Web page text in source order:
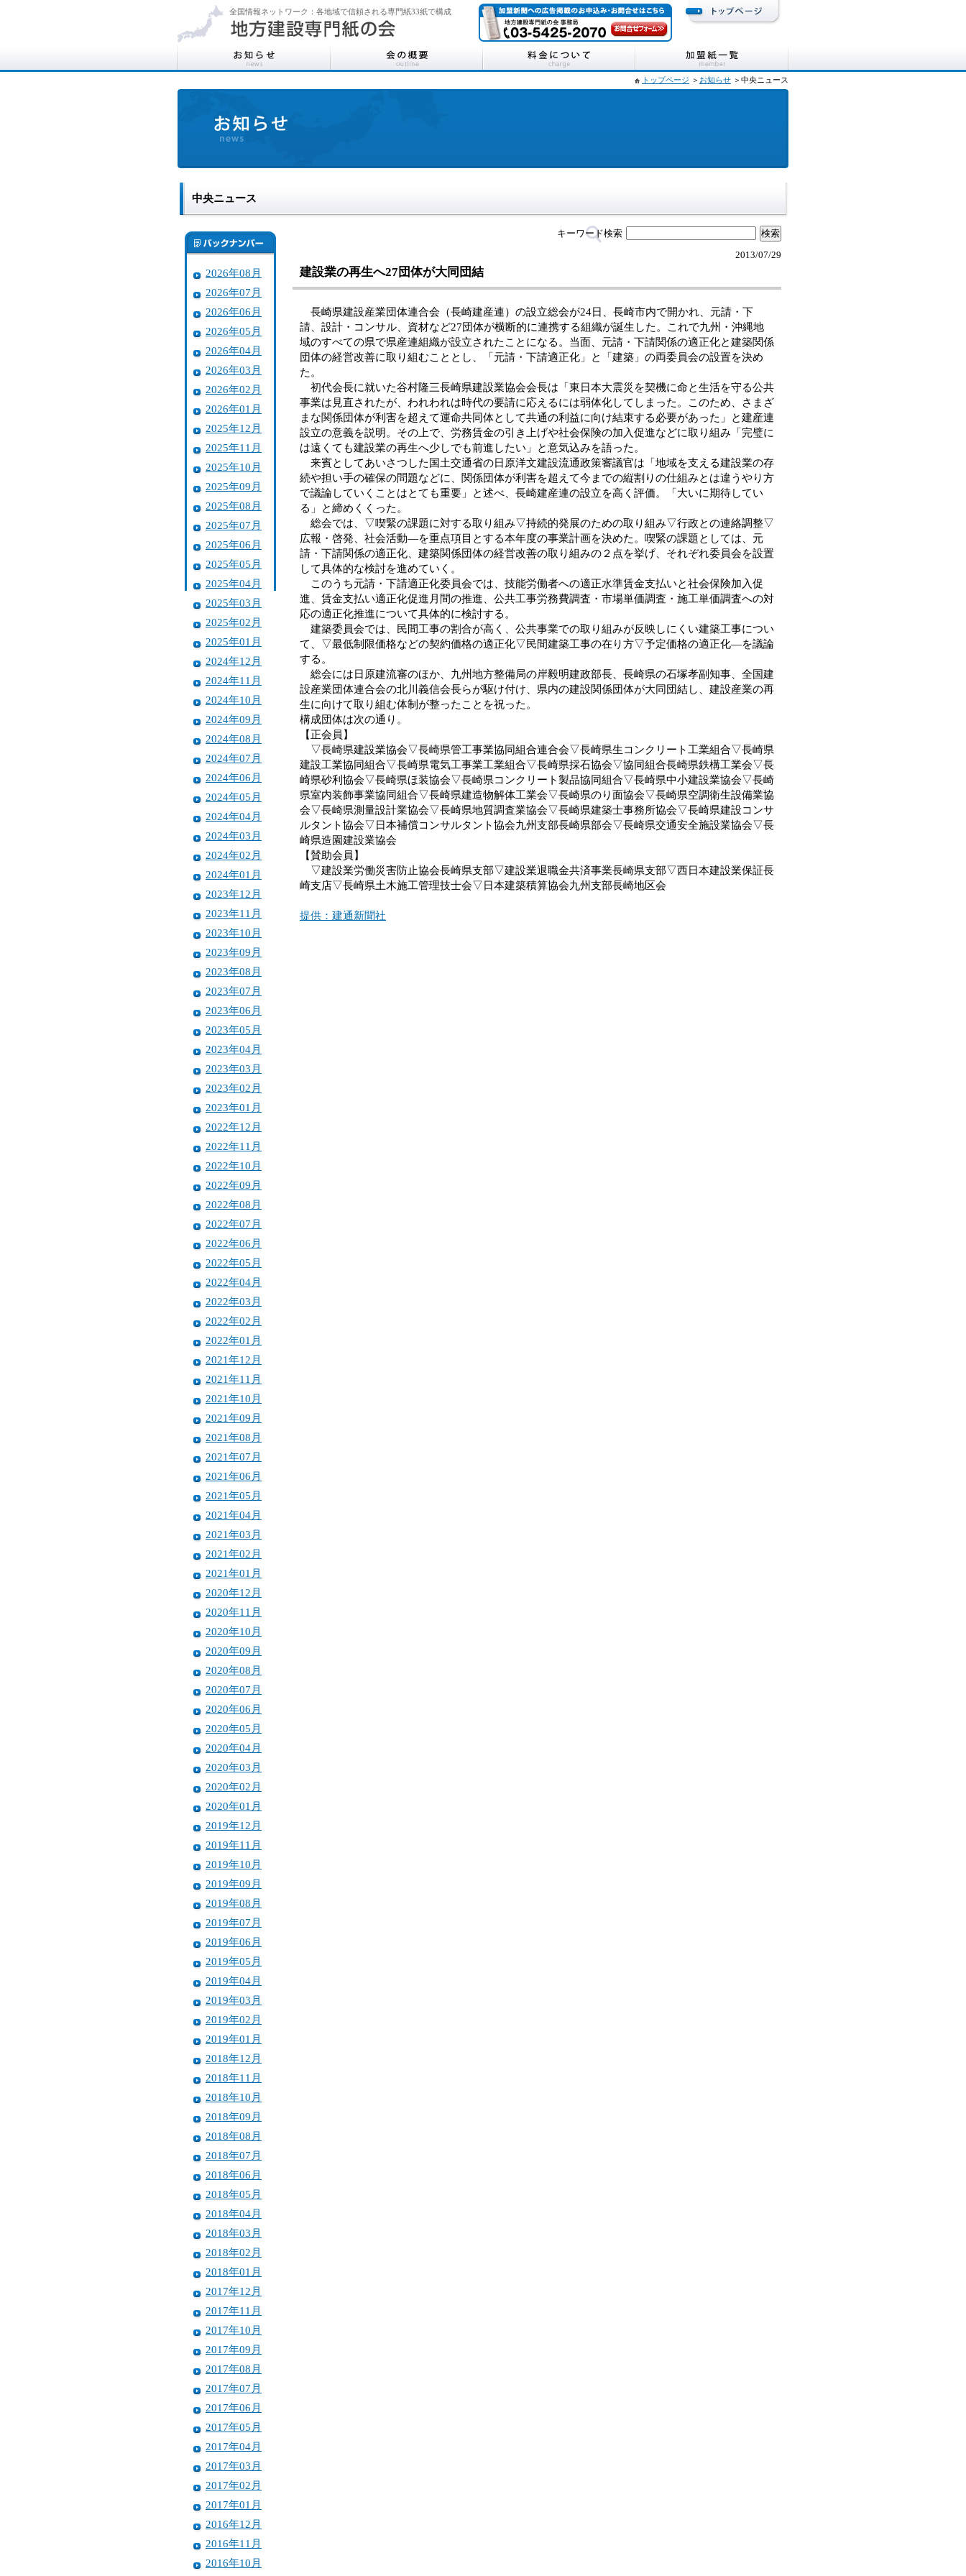
全国情報ネットワーク：各地域で信頼される専門紙33紙で構成
トップページ ＞ お知らせ ＞中央ニュース
中央ニュース
2026年08月
2026年07月
2026年06月
2026年05月
2026年04月
2026年03月
2026年02月
2026年01月
2025年12月
2025年11月
2025年10月
2025年09月
2025年08月
2025年07月
2025年06月
2025年05月
2025年04月
2025年03月
2025年02月
2025年01月
2024年12月
2024年11月
2024年10月
2024年09月
2024年08月
2024年07月
2024年06月
2024年05月
2024年04月
2024年03月
2024年02月
2024年01月
2023年12月
2023年11月
2023年10月
2023年09月
2023年08月
2023年07月
2023年06月
2023年05月
2023年04月
2023年03月
2023年02月
2023年01月
2022年12月
2022年11月
2022年10月
2022年09月
2022年08月
2022年07月
2022年06月
2022年05月
2022年04月
2022年03月
2022年02月
2022年01月
2021年12月
2021年11月
2021年10月
2021年09月
2021年08月
2021年07月
2021年06月
2021年05月
2021年04月
2021年03月
2021年02月
2021年01月
2020年12月
2020年11月
2020年10月
2020年09月
2020年08月
2020年07月
2020年06月
2020年05月
2020年04月
2020年03月
2020年02月
2020年01月
2019年12月
2019年11月
2019年10月
2019年09月
2019年08月
2019年07月
2019年06月
2019年05月
2019年04月
2019年03月
2019年02月
2019年01月
2018年12月
2018年11月
2018年10月
2018年09月
2018年08月
2018年07月
2018年06月
2018年05月
2018年04月
2018年03月
2018年02月
2018年01月
2017年12月
2017年11月
2017年10月
2017年09月
2017年08月
2017年07月
2017年06月
2017年05月
2017年04月
2017年03月
2017年02月
2017年01月
2016年12月
2016年11月
2016年10月
キーワード検索
2013/07/29
建設業の再生へ27団体が大同団結
長崎県建設産業団体連合会（長崎建産連）の設立総会が24日、長崎市内で開かれ、元請・下
請、設計・コンサル、資材など27団体が横断的に連携する組織が誕生した。これで九州・沖縄地
域のすべての県で県産連組織が設立されたことになる。当面、元請・下請関係の適正化と建築関係
団体の経営改善に取り組むこととし、「元請・下請適正化」と「建築」の両委員会の設置を決め
た。
初代会長に就いた谷村隆三長崎県建設業協会会長は「東日本大震災を契機に命と生活を守る公共
事業は見直されたが、われわれは時代の要請に応えるには弱体化してしまった。このため、さまざ
まな関係団体が利害を超えて運命共同体として共通の利益に向け結束する必要があった」と建産連
設立の意義を説明。その上で、労務賃金の引き上げや社会保険の加入促進などに取り組み「完璧に
は遠くても建設業の再生へ少しでも前進したい」と意気込みを語った。
来賓としてあいさつした国土交通省の日原洋文建設流通政策審議官は「地域を支える建設業の存
続や担い手の確保の問題などに、関係団体が利害を超えて今までの縦割りの仕組みとは違うやり方
で議論していくことはとても重要」と述べ、長崎建産連の設立を高く評価。「大いに期待してい
る」と締めくくった。
総会では、▽喫緊の課題に対する取り組み▽持続的発展のための取り組み▽行政との連絡調整▽
広報・啓発、社会活動―を重点項目とする本年度の事業計画を決めた。喫緊の課題としては、元
請・下請関係の適正化、建築関係団体の経営改善の取り組みの２点を挙げ、それぞれ委員会を設置
して具体的な検討を進めていく。
このうち元請・下請適正化委員会では、技能労働者への適正水準賃金支払いと社会保険加入促
進、賃金支払い適正化促進月間の推進、公共工事労務費調査・市場単価調査・施工単価調査への対
応の適正化推進について具体的に検討する。
建築委員会では、民間工事の割合が高く、公共事業での取り組みが反映しにくい建築工事につい
て、▽最低制限価格などの契約価格の適正化▽民間建築工事の在り方▽予定価格の適正化―を議論
する。
総会には日原建流審のほか、九州地方整備局の岸毅明建政部長、長崎県の石塚孝副知事、全国建
設産業団体連合会の北川義信会長らが駆け付け、県内の建設関係団体が大同団結し、建設産業の再
生に向けて取り組む体制が整ったことを祝った。
構成団体は次の通り。
【正会員】
▽長崎県建設業協会▽長崎県管工事業協同組合連合会▽長崎県生コンクリート工業組合▽長崎県
建設工業協同組合▽長崎県電気工事業工業組合▽長崎県採石協会▽協同組合長崎県鉄構工業会▽長
崎県砂利協会▽長崎県ほ装協会▽長崎県コンクリート製品協同組合▽長崎県中小建設業協会▽長崎
県室内装飾事業協同組合▽長崎県建造物解体工業会▽長崎県のり面協会▽長崎県空調衛生設備業協
会▽長崎県測量設計業協会▽長崎県地質調査業協会▽長崎県建築士事務所協会▽長崎県建設コンサ
ルタント協会▽日本補償コンサルタント協会九州支部長崎県部会▽長崎県交通安全施設業協会▽長
崎県造園建設業協会
【賛助会員】
▽建設業労働災害防止協会長崎県支部▽建設業退職金共済事業長崎県支部▽西日本建設業保証長
崎支店▽長崎県土木施工管理技士会▽日本建築積算協会九州支部長崎地区会
提供：建通新聞社